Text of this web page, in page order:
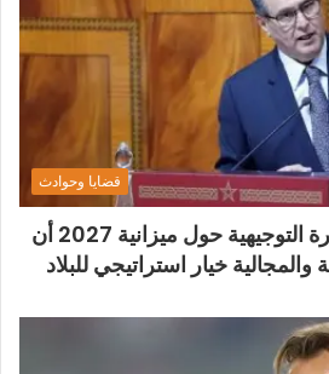
قضايا وحوادث
أخنوش يؤكد في المذكرة التوجيهية حول ميزانية 2027 أن
والمجالية خيار استراتيجي للبلاد